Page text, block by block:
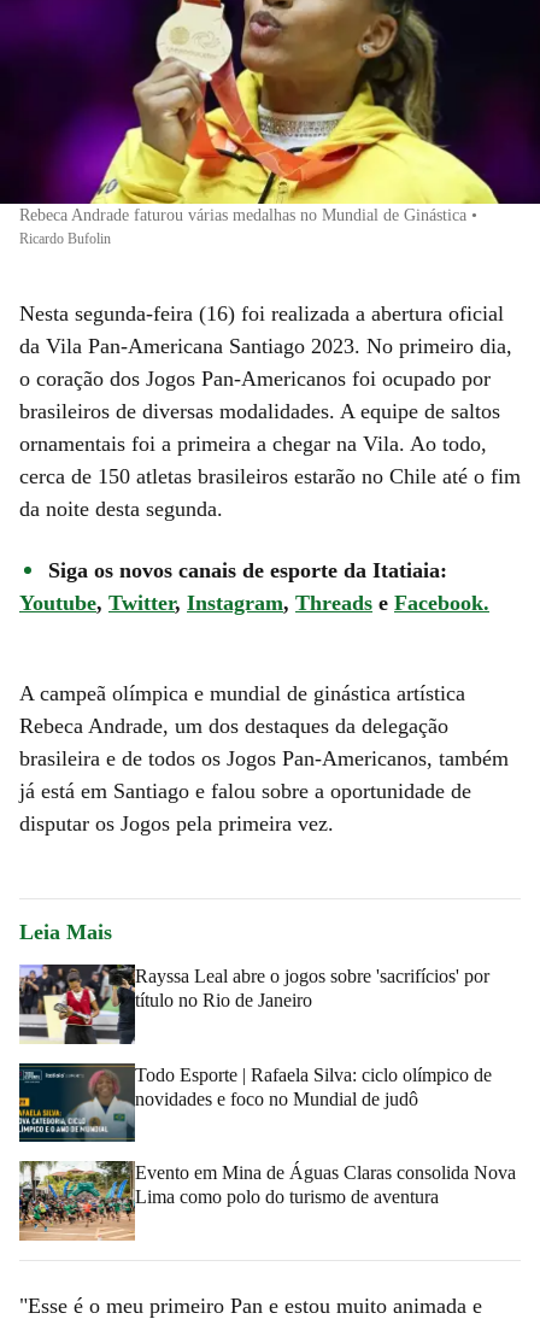
Rebeca Andrade faturou várias medalhas no Mundial de Ginástica •
Ricardo Bufolin
Nesta segunda-feira (16) foi realizada a abertura oficial
da Vila Pan-Americana Santiago 2023. No primeiro dia,
o coração dos Jogos Pan-Americanos foi ocupado por
brasileiros de diversas modalidades. A equipe de saltos
ornamentais foi a primeira a chegar na Vila. Ao todo,
cerca de 150 atletas brasileiros estarão no Chile até o fim
da noite desta segunda.
Siga os novos canais de esporte da Itatiaia:
Youtube, Twitter, Instagram, Threads e Facebook.
A campeã olímpica e mundial de ginástica artística
Rebeca Andrade, um dos destaques da delegação
brasileira e de todos os Jogos Pan-Americanos, também
já está em Santiago e falou sobre a oportunidade de
disputar os Jogos pela primeira vez.
Leia Mais
Rayssa Leal abre o jogos sobre 'sacrifícios' por
título no Rio de Janeiro
Todo Esporte | Rafaela Silva: ciclo olímpico de
novidades e foco no Mundial de judô
Evento em Mina de Águas Claras consolida Nova
Lima como polo do turismo de aventura
"Esse é o meu primeiro Pan e estou muito animada e